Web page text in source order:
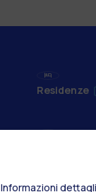
Residenze
Informazioni